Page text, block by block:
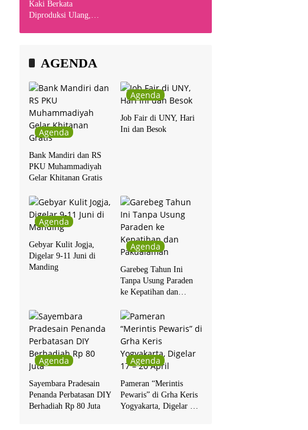
Kaki Berkata
Diproduksi Ulang,
AGENDA
Agenda
Bank Mandiri dan RS
PKU Muhammadiyah
Gelar Khitanan Gratis
Agenda
Job Fair di UNY, Hari
Ini dan Besok
Agenda
Gebyar Kulit Jogja,
Digelar 9-11 Juni di
Manding
Agenda
Garebeg Tahun Ini
Tanpa Usung Paraden
ke Kepatihan dan
Agenda
Sayembara Pradesain
Penanda Perbatasan DIY
Berhadiah Rp 80 Juta
Agenda
Pameran “Merintis
Pewaris” di Grha Keris
Yogyakarta, Digelar 17